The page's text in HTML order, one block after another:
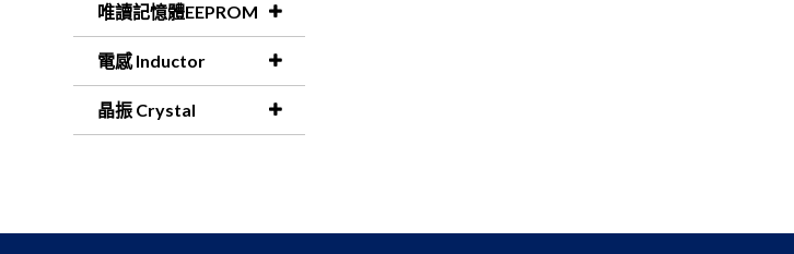
唯讀記憶體EEPROM
電感 Inductor
晶振 Crystal